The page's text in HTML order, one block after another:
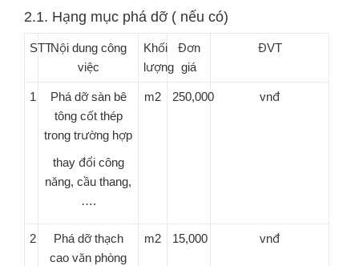
2.1. Hạng mục phá dỡ ( nếu có)
STTNội dung công
việc
Khối
lượng
Đơn
giá
ĐVT
1
Phá dỡ sàn bê
tông cốt thép
trong trường hợp
thay đổi công
năng, cầu thang,
….
m2 250,000 vnđ
2
Phá dỡ thạch
cao văn phòng
m2 15,000 vnđ